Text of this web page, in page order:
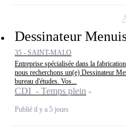
Dessinateur
35 - SAINT-MALO
Entreprise spécialisée dans la
nous recherchons un(e) Dessinateur
bureau d'études. Vos...
CDI - Temps plein
Publié il y a 5 jours